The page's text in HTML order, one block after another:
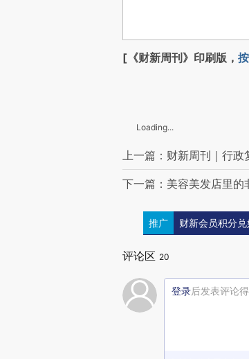
[《财新周刊》印刷版，
Loading...
上一篇：财新周刊｜行政
下一篇：美容美发店里的
推广 财新会员积分兑
评论区 20
登录后发表评论